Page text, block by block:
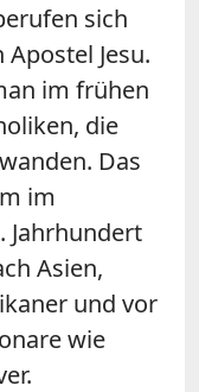
sich
Jesu.
im frühen
die
Das
im
Jahrhundert
Asien,
und vor
wie